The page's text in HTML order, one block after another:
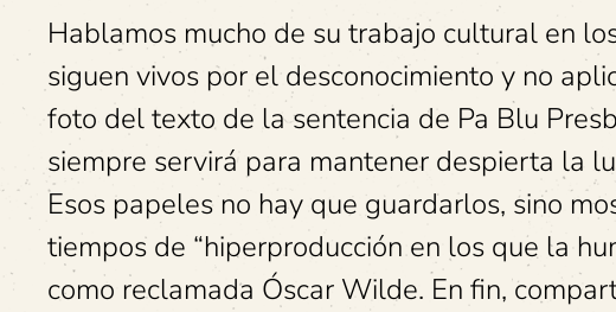
Hablamos mucho de su trabajo cultural en
siguen vivos por el desconocimiento y no
foto del texto de la sentencia de Pa Blu
siempre servirá para mantener despierta la
Esos papeles no hay que guardarlos, sino
tiempos de “hiperproducción en los que la
como reclamada Óscar Wilde. En fin,